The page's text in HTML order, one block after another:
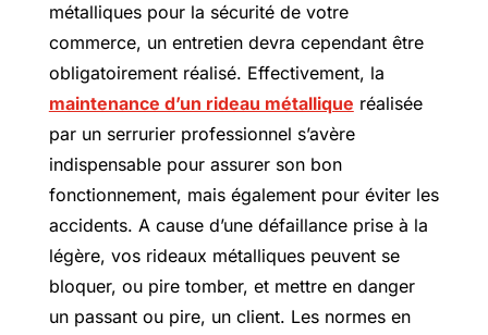
métalliques pour la sécurité de votre
commerce, un entretien devra cependant être
obligatoirement réalisé. Effectivement, la
maintenance d’un rideau métallique réalisée
par un serrurier professionnel s’avère
indispensable pour assurer son bon
fonctionnement, mais également pour éviter les
accidents. A cause d’une défaillance prise à la
légère, vos rideaux métalliques peuvent se
bloquer, ou pire tomber, et mettre en danger
un passant ou pire, un client. Les normes en